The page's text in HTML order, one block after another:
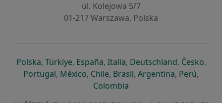
ul. Kolejowa 5/7
01-217 Warszawa, Polska
Polskase otevře v nové záložce
, Türkiyese otevře v nové záložce
, Españase otevře v nové záložce
, Italiase otevře v nové záložce
, Deutschlandse otevře v
, Českose
,
Portugalse otevře v nové záložce
, Méxicose otevře v nové záložce
, Chilese otevře v nové záložce
, Brasilse otevře v nové
, Argentinase otevře v
, Perúse
,
Colombia